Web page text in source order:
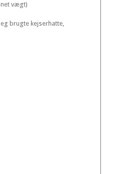
vægt)
brugte kejserhatte,